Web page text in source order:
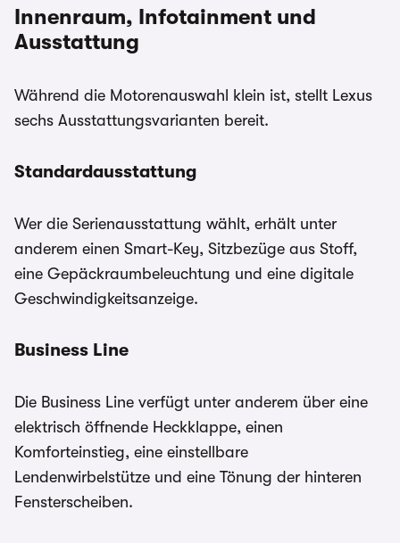
Innenraum, Infotainment und
Ausstattung
Während die Motorenauswahl klein ist, stellt Lexus
sechs Ausstattungsvarianten bereit.
Standardausstattung
Wer die Serienausstattung wählt, erhält unter
anderem einen Smart-Key, Sitzbezüge aus Stoff,
eine Gepäckraumbeleuchtung und eine digitale
Geschwindigkeitsanzeige.
Business Line
Die Business Line verfügt unter anderem über eine
elektrisch öffnende Heckklappe, einen
Komforteinstieg, eine einstellbare
Lendenwirbelstütze und eine Tönung der hinteren
Fensterscheiben.